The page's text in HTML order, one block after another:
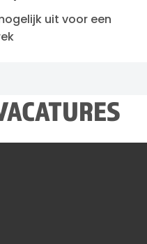
uit voor een